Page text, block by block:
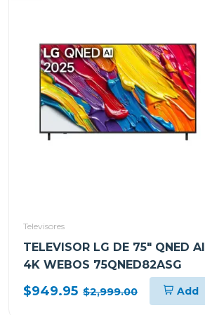
Televisores
TELEVISOR LG DE 75" QNED AI
4K WEBOS 75QNED82ASG
$949.95 $2,999.00 Add